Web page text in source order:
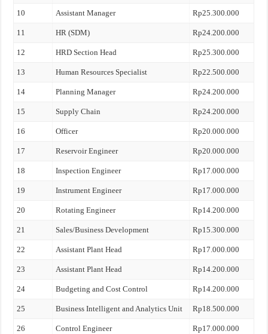
10 Assistant Manager Rp25.300.000
11 HR (SDM) Rp24.200.000
12 HRD Section Head Rp25.300.000
13 Human Resources Specialist Rp22.500.000
14 Planning Manager Rp24.200.000
15 Supply Chain Rp24.200.000
16 Officer Rp20.000.000
17 Reservoir Engineer Rp20.000.000
18 Inspection Engineer Rp17.000.000
19 Instrument Engineer Rp17.000.000
20 Rotating Engineer Rp14.200.000
21 Sales/Business Development Rp15.300.000
22 Assistant Plant Head Rp17.000.000
23 Assistant Plant Head Rp14.200.000
24 Budgeting and Cost Control Rp14.200.000
25 Business Intelligent and Analytics Unit Rp18.500.000
26 Control Engineer Rp17.000.000